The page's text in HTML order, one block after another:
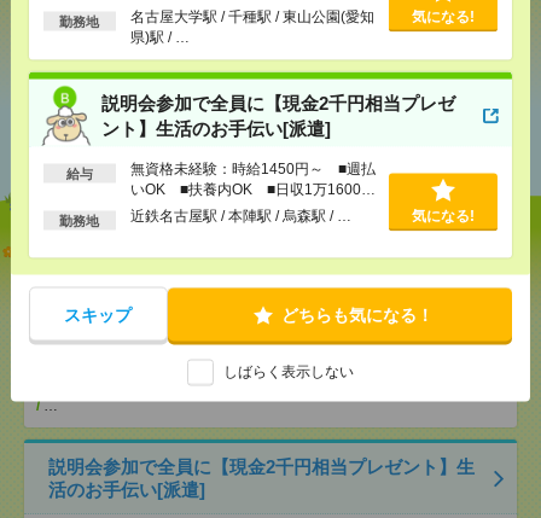
以上
勤務地
名古屋大学駅 / 千種駅 / 東山公園(愛知
県)駅 / …
気になる!
説明会参加で全員に【現金2千円相当プレゼ
ント】生活のお手伝い[派遣]
給与
無資格未経験：時給1450円～ ■週払
いOK ■扶養内OK ■日収1万1600円
以上
勤務地 近鉄名古屋駅 / 本陣駅 / 烏森駅 / … 気になる!
スキップ どちらも気になる！
しばらく表示しない
シェア ツイート ブックマーク
あなたの閲覧履歴からの
おすすめ
いも仕事の1つ[派遣]
[給 与]無資格未経験：時給1450円～ ■週払い
OK ■扶養内OK ■日収1万1600円以上
交通費全額支給
/ 千種駅
/…
説明会参加で全員に【現金2千円相当プレゼント】生
活のお手伝い[派遣]